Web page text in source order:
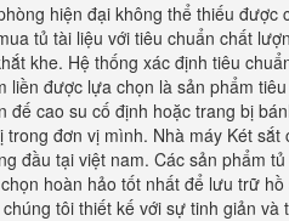
hiện đại không thể thiếu
tủ tài liệu với tiêu chuẩn chất
khe. Hệ thống xác định tiêu
được lựa chọn là sản phẩm
cao su cố định hoặc trang bị
đơn vị mình. Nhà máy Két
đầu tại việt nam. Các sản phẩm
hoàn hảo tốt nhất để lưu trữ
tôi thiết kế với sự tinh giản và